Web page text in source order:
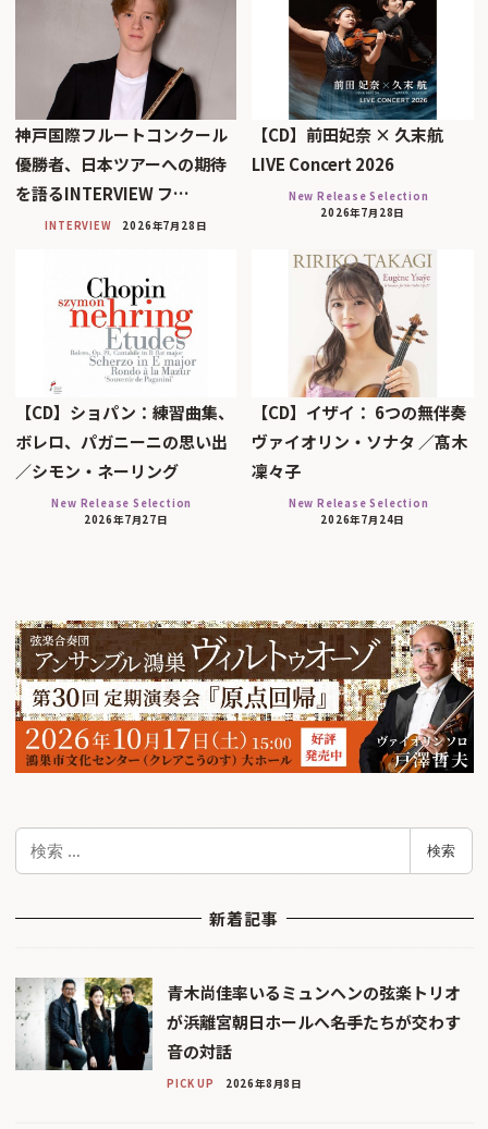
神戸国際フルートコンクール
優勝者、日本ツアーへの期待
を語るINTERVIEW フ…
INTERVIEW 2026年7月28日
【CD】前田妃奈 × 久末航
LIVE Concert 2026
New Release Selection
2026年7月28日
【CD】ショパン：練習曲集、
ボレロ、パガニーニの思い出
／シモン・ネーリング
New Release Selection
2026年7月27日
【CD】イザイ： 6つの無伴奏
ヴァイオリン・ソナタ ／髙木
凜々子
New Release Selection
2026年7月24日
検索
新着記事
青木尚佳率いるミュンヘンの弦楽トリオ
が浜離宮朝日ホールへ――名手たちが交わす
音の対話
PICK UP 2026年8月8日